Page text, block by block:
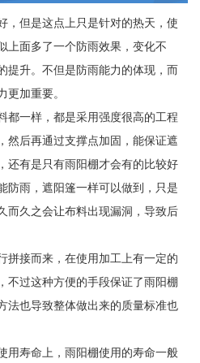
，但是这点上只是针对的热天，使
上面多了一个防雨效果，变化不
提升。不但是防雨能力的体现，而
更加重要。
都一样，都是采用强度很高的工程
然后再通过支撑点加固，能保证遮
还有是只有雨阳棚才会有的比较好
防雨，遮阳篷一样可以做到，只是
而久之会让布料出现漏洞，导致后
拼接而来，在使用加工上有一定的
不过这种方便的手段保证了雨阳棚
法也导致整体做出来的质量标准也
用寿命上，雨阳棚使用的寿命一般